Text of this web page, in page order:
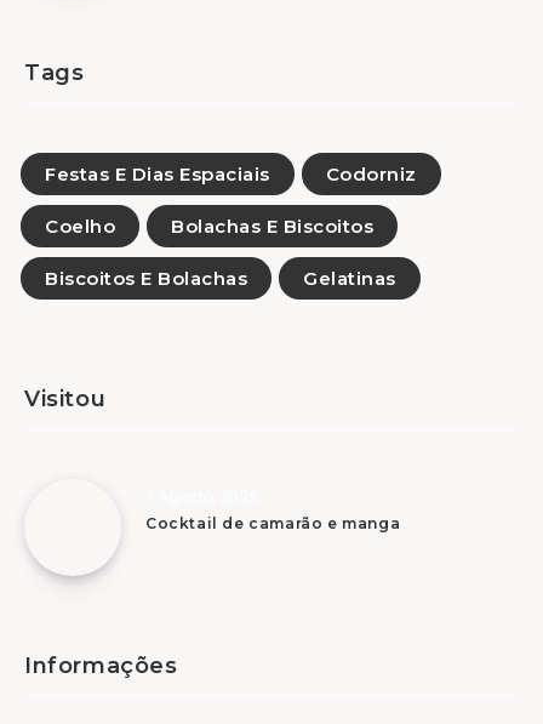
Tags
Festas E Dias Espaciais Codorniz
Coelho Bolachas E Biscoitos
Biscoitos E Bolachas Gelatinas
Visitou
Cocktail de camarão e manga
Informações